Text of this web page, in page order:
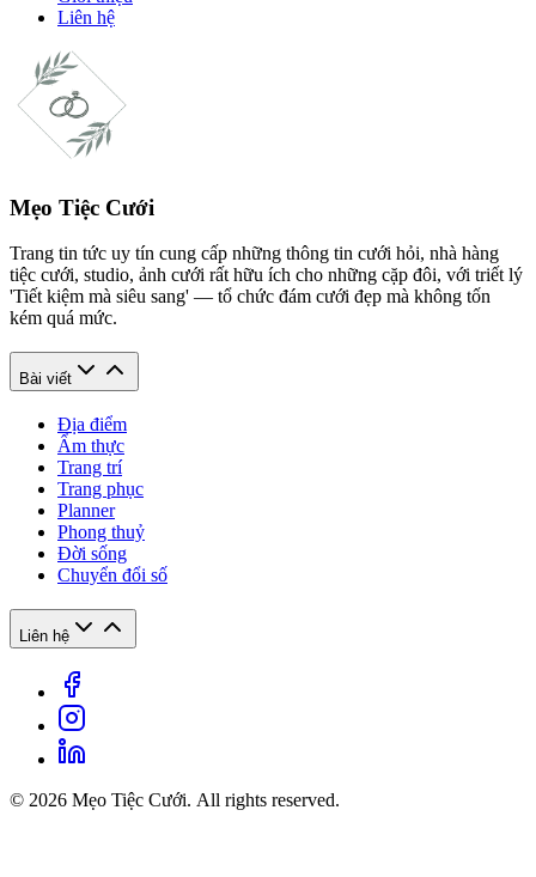
Liên hệ
Mẹo Tiệc Cưới
Trang tin tức uy tín cung cấp những thông tin cưới hỏi, nhà hàng
tiệc cưới, studio, ảnh cưới rất hữu ích cho những cặp đôi, với triết lý
'Tiết kiệm mà siêu sang' — tổ chức đám cưới đẹp mà không tốn
kém quá mức.
Bài viết
Địa điểm
Ẩm thực
Trang trí
Trang phục
Planner
Phong thuỷ
Đời sống
Chuyển đổi số
Liên hệ
© 2026 Mẹo Tiệc Cưới. All rights reserved.